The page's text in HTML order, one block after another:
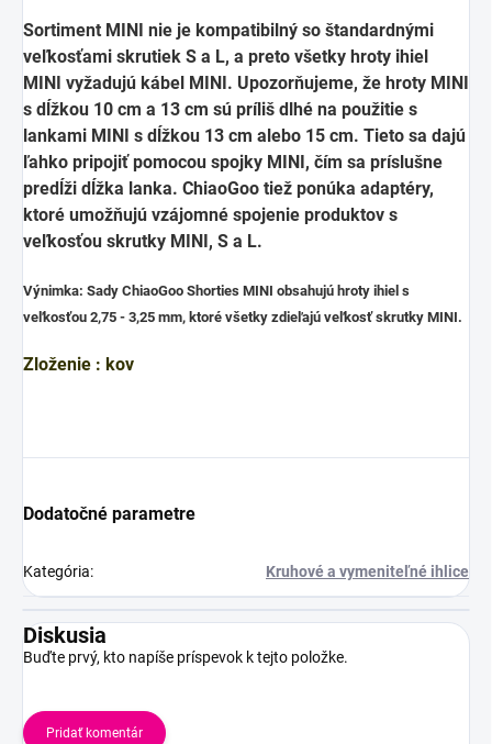
Sortiment MINI nie je kompatibilný so štandardnými
veľkosťami skrutiek S a L, a preto všetky hroty ihiel
MINI vyžadujú kábel MINI. Upozorňujeme, že hroty MINI
s dĺžkou 10 cm a 13 cm sú príliš dlhé na použitie s
lankami MINI s dĺžkou 13 cm alebo 15 cm. Tieto sa dajú
ľahko pripojiť pomocou spojky MINI, čím sa príslušne
predĺži dĺžka lanka. ChiaoGoo tiež ponúka adaptéry,
ktoré umožňujú vzájomné spojenie produktov s
veľkosťou skrutky MINI, S a L.
Výnimka: Sady ChiaoGoo Shorties MINI obsahujú hroty ihiel s
veľkosťou 2,75 - 3,25 mm, ktoré všetky zdieľajú veľkosť skrutky MINI.
Zloženie : kov
Dodatočné parametre
Kategória: Kruhové a vymeniteľné ihlice
Diskusia
Buďte prvý, kto napíše príspevok k tejto položke.
Pridať komentár